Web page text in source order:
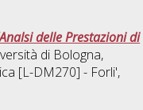
delle Prestazioni di
di Bologna,
[L-DM270] - Forli',